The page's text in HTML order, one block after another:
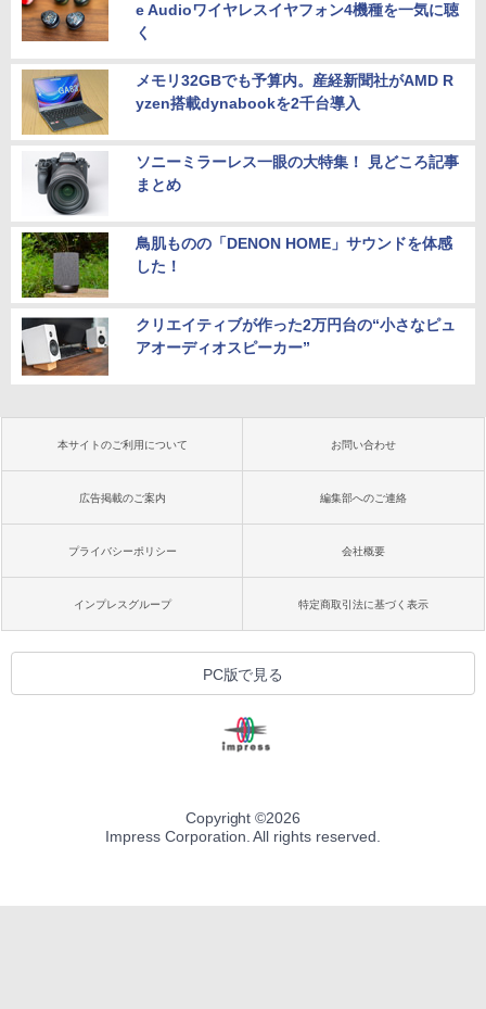
e Audioワイヤレスイヤフォン4機種を一気に聴
く
メモリ32GBでも予算内。産経新聞社がAMD R
yzen搭載dynabookを2千台導入
ソニーミラーレス一眼の大特集！ 見どころ記事
まとめ
鳥肌ものの「DENON HOME」サウンドを体感
した！
クリエイティブが作った2万円台の“小さなピュ
アオーディオスピーカー”
本サイトのご利用について お問い合わせ
広告掲載のご案内 編集部へのご連絡
プライバシーポリシー 会社概要
インプレスグループ 特定商取引法に基づく表示
PC版で見る
Copyright ©2026
Impress Corporation. All rights reserved.